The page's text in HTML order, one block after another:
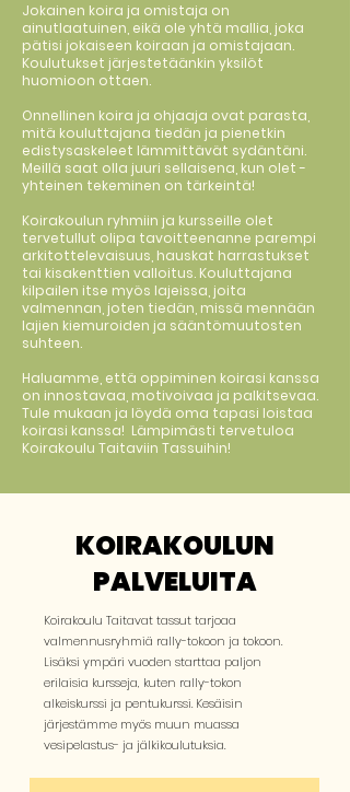
Jokainen koira ja omistaja on
ainutlaatuinen, eikä ole yhtä mallia, joka
pätisi jokaiseen koiraan ja omistajaan.
Koulutukset järjestetäänkin yksilöt
huomioon ottaen.
Onnellinen koira ja ohjaaja ovat parasta,
mitä kouluttajana tiedän ja pienetkin
edistysaskeleet lämmittävät sydäntäni.
Meillä saat olla juuri sellaisena, kun olet -
yhteinen tekeminen on tärkeintä!
Koirakoulun ryhmiin ja kursseille olet
tervetullut olipa tavoitteenanne parempi
arkitottelevaisuus, hauskat harrastukset
tai kisakenttien valloitus. Kouluttajana
kilpailen itse myös lajeissa, joita
valmennan, joten tiedän, missä mennään
lajien kiemuroiden ja sääntömuutosten
suhteen.
Haluamme, että oppiminen koirasi kanssa
on innostavaa, motivoivaa ja palkitsevaa.
Tule mukaan ja löydä oma tapasi loistaa
koirasi kanssa! Lämpimästi tervetuloa
Koirakoulu Taitaviin Tassuihin!
KOIRAKOULUN
PALVELUITA
Koirakoulu Taitavat tassut tarjoaa
valmennusryhmiä rally-tokoon ja tokoon.
Lisäksi ympäri vuoden starttaa paljon
erilaisia kursseja, kuten rally-tokon
alkeiskurssi ja pentukurssi. Kesäisin
järjestämme myös muun muassa
vesipelastus- ja jälkikoulutuksia.